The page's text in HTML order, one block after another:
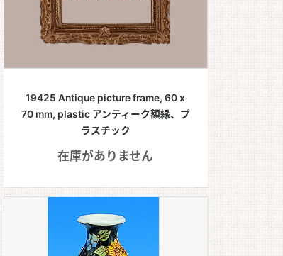
19425 Antique picture frame, 60 x
70 mm, plastic アンティーク額縁、プ
ラスチック
在庫がありません